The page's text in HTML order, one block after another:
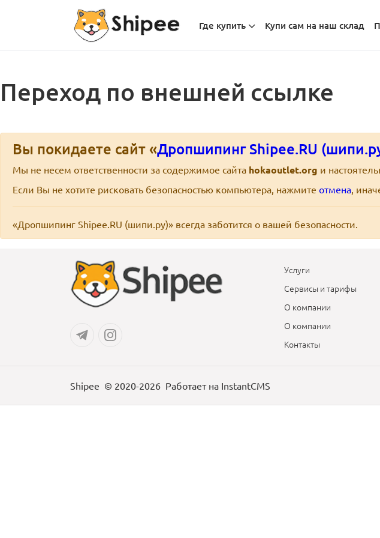
Где купить Купи сам на наш склад
Переход по внешней ссылке
Вы покидаете сайт «Дропшипинг Shipee.RU
Мы не несем ответственности за содержимое сайта hokaoutlet.org и
Если Вы не хотите рисковать безопасностью компьютера, нажмите отмена,
«Дропшипинг Shipee.RU (шипи.ру)» всегда заботится о вашей безопасности.
Услуги
Сервисы и тарифы
О компании
О компании
Контакты
Shipee © 2020-2026 Работает на InstantCMS